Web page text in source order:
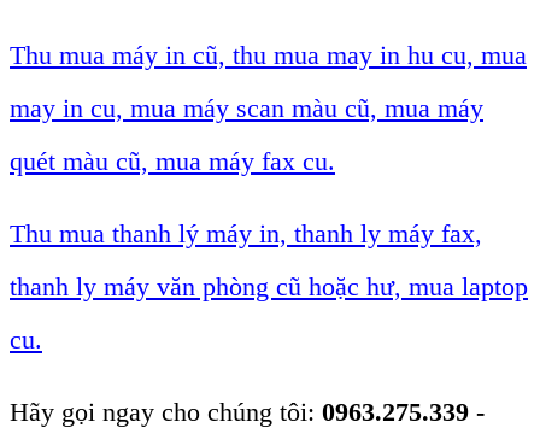
Thu mua máy in cũ, thu mua may in hu cu, mua
may in cu, mua máy scan màu cũ, mua máy
quét màu cũ, mua máy fax cu.
Thu mua thanh lý máy in, thanh ly máy fax,
thanh ly máy văn phòng cũ hoặc hư, mua laptop
cu.
Hãy gọi ngay cho chúng tôi: 0963.275.339 -